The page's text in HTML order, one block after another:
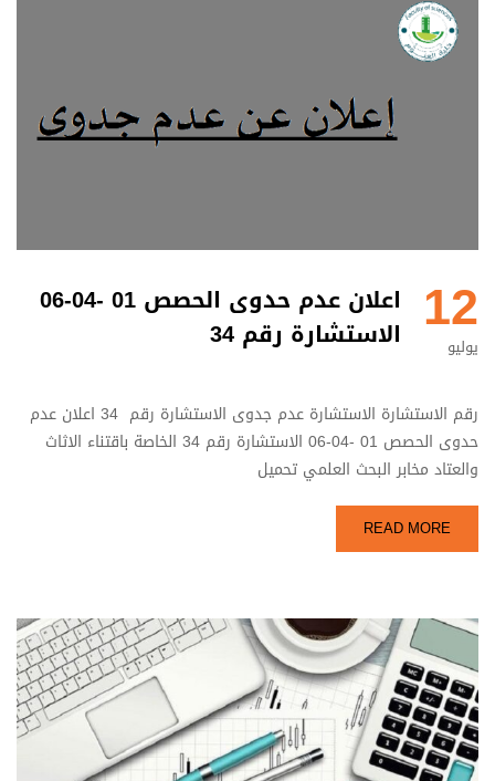
12
يوليو
اعلان عدم حدوى الحصص 01 -04-06
الاستشارة رقم 34
رقم الاستشارة الاستشارة عدم جدوى الاستشارة رقم 34 اعلان عدم
حدوى الحصص 01 -04-06 الاستشارة رقم 34 الخاصة باقتناء الاثاث
والعتاد مخابر البحث العلمي تحميل
READ MORE